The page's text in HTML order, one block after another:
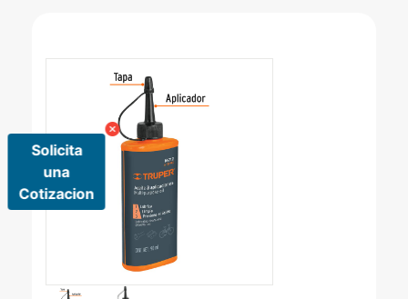
Solicita
una
Cotizacion